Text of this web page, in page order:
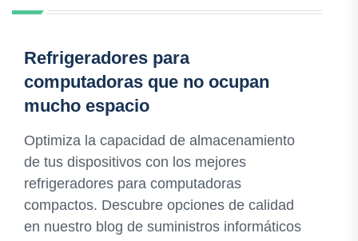
Refrigeradores para
computadoras que no ocupan
mucho espacio
Optimiza la capacidad de almacenamiento
de tus dispositivos con los mejores
refrigeradores para computadoras
compactos. Descubre opciones de calidad
en nuestro blog de suministros informáticos